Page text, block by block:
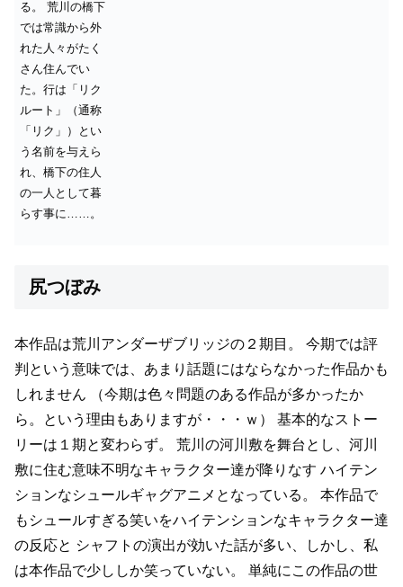
る。
荒川の橋下
では常識から外
れた人々がたく
さん住んでい
た。行は「リク
ルート」（通称
「リク」）とい
う名前を与えら
れ、橋下の住人
の一人として暮
らす事に……。
尻つぼみ
本作品は荒川アンダーザブリッジの２期目。
今期では評
判という意味では、あまり話題にはならなかった作品かも
しれません （今期は色々問題のある作品が多かったか
ら。という理由もありますが・・・ｗ）
基本的なストー
リーは１期と変わらず。
荒川の河川敷を舞台とし、河川
敷に住む意味不明なキャラクター達が降りなす ハイテン
ションなシュールギャグアニメとなっている。
本作品で
もシュールすぎる笑いをハイテンションなキャラクター達
の反応と シャフトの演出が効いた話が多い、しかし、私
は本作品で少ししか笑っていない。
単純にこの作品の世